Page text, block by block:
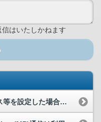
はいたしかねます
送信元に実在しないメールアドレス等を設定した場合の挙動を教えてください。